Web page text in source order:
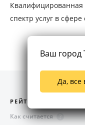
Квалифицированная
спектр услуг в сфере
РЕЙТИНГ
Как считается
?
Ваш город
Да, все